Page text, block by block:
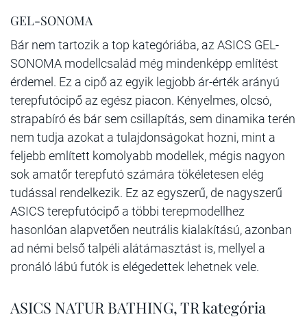
GEL-SONOMA
Bár nem tartozik a top kategóriába, az ASICS GEL-
SONOMA modellcsalád még mindenképp említést
érdemel. Ez a cipő az egyik legjobb ár-érték arányú
terepfutócipő az egész piacon. Kényelmes, olcsó,
strapabíró és bár sem csillapítás, sem dinamika terén
nem tudja azokat a tulajdonságokat hozni, mint a
feljebb említett komolyabb modellek, mégis nagyon
sok amatőr terepfutó számára tökéletesen elég
tudással rendelkezik. Ez az egyszerű, de nagyszerű
ASICS terepfutócipő a többi terepmodellhez
hasonlóan alapvetően neutrális kialakítású, azonban
ad némi belső talpéli alátámasztást is, mellyel a
pronáló lábú futók is elégedettek lehetnek vele.
ASICS NATUR BATHING, TR kategória